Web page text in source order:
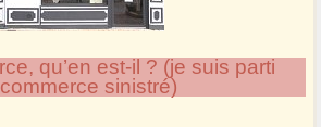
qu’en est-il ? (je suis parti
sinistré)